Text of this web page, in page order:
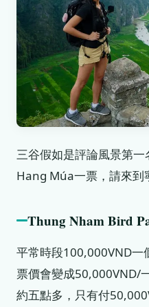
三谷假如是評論風景第
Hang Múa一票，請來到
Thung Nham Bird
平常時段100,000VND一
票價會變成50,000VND/
約五點多，只有付